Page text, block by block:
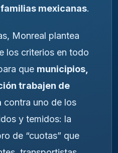
mexicanas.
Monreal plantea
los criterios en todo
que municipios,
trabajen de
contra uno de los
y temidos: la
de “cuotas” que